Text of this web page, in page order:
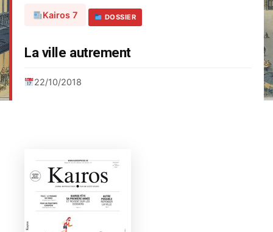
Kairos 7 DOSSIER
La ville autrement
22/10/2018